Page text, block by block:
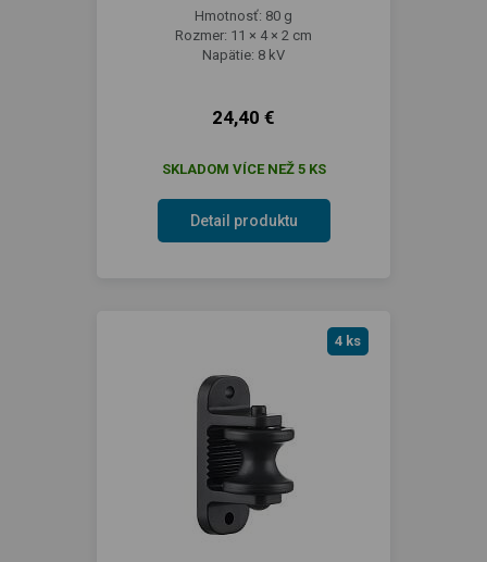
Hmotnosť: 80 g
Rozmer: 11 × 4 × 2 cm
Napätie: 8 kV
24,40 €
SKLADOM VÍCE NEŽ 5 KS
Detail produktu
4 ks